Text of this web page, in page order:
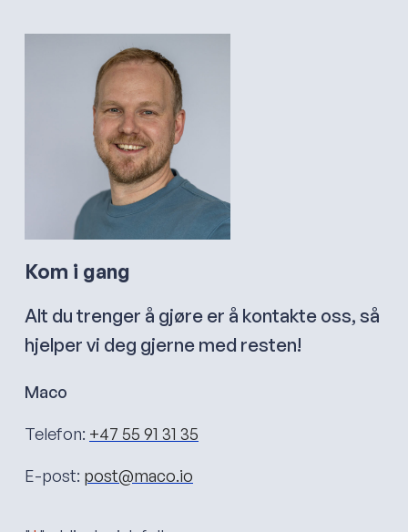
Kom i gang
Alt du trenger å gjøre er å kontakte oss, så
hjelper vi deg gjerne med resten!
Maco
Telefon: +47 55 91 31 35
E-post: post@maco.io